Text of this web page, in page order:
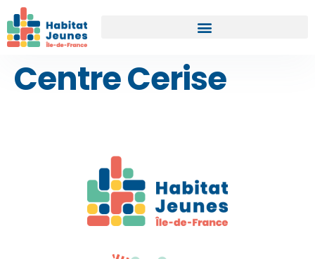
Centre Cerise